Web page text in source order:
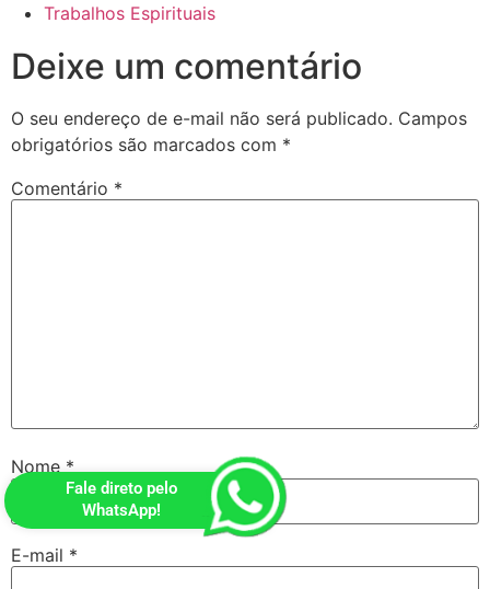
Trabalhos Espirituais
Deixe um comentário
O seu endereço de e-mail não será publicado. Campos
obrigatórios são marcados com *
Comentário *
Nome*
E-mail *
Fale direto pelo
WhatsApp!